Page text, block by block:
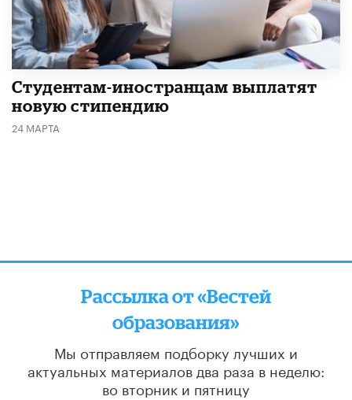
Студентам-иностранцам выплатят
новую стипендию
24 МАРТА
Рассылка от «Вестей
образования»
Мы отправляем подборку лучших и
актуальных материалов два раза в неделю:
во вторник и пятницу